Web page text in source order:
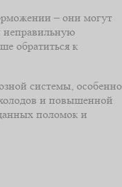
– они могут
неправильную
обратиться к
системы, особенно
и повышенной
поломок и